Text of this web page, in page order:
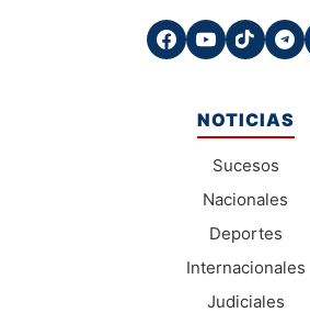
NOTICIAS
Sucesos
Nacionales
Deportes
Internacionales
Judiciales